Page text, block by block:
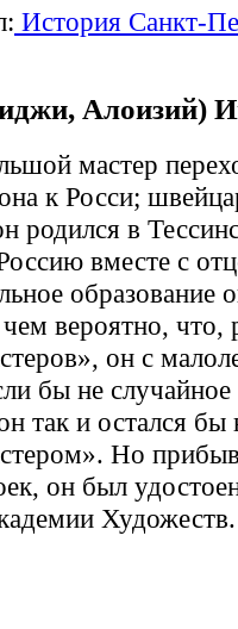
История Санкт-
Алоизий)
мастер
к Росси;
родился в
вместе с
образование
чем вероятно,
он с
бы не
так и остался
Но
он был
Художеств.